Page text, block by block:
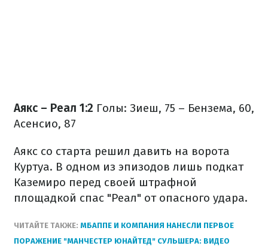
Аякс – Реал 1:2 Голы: Зиеш, 75 – Бензема, 60,
Асенсио, 87
Аякс со старта решил давить на ворота
Куртуа. В одном из эпизодов лишь подкат
Каземиро перед своей штрафной
площадкой спас "Реал" от опасного удара.
ЧИТАЙТЕ ТАКЖЕ: МБАППЕ И КОМПАНИЯ НАНЕСЛИ ПЕРВОЕ
ПОРАЖЕНИЕ "МАНЧЕСТЕР ЮНАЙТЕД" СУЛЬШЕРА: ВИДЕО